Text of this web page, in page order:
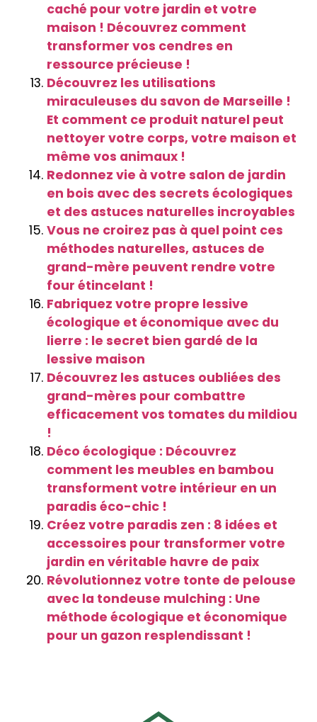
caché pour votre jardin et votre
maison ! Découvrez comment
transformer vos cendres en
ressource précieuse !
Découvrez les utilisations
miraculeuses du savon de Marseille !
Et comment ce produit naturel peut
nettoyer votre corps, votre maison et
même vos animaux !
Redonnez vie à votre salon de jardin
en bois avec des secrets écologiques
et des astuces naturelles incroyables
Vous ne croirez pas à quel point ces
méthodes naturelles, astuces de
grand-mère peuvent rendre votre
four étincelant !
Fabriquez votre propre lessive
écologique et économique avec du
lierre : le secret bien gardé de la
lessive maison
Découvrez les astuces oubliées des
grand-mères pour combattre
efficacement vos tomates du mildiou
!
Déco écologique : Découvrez
comment les meubles en bambou
transforment votre intérieur en un
paradis éco-chic !
Créez votre paradis zen : 8 idées et
accessoires pour transformer votre
jardin en véritable havre de paix
Révolutionnez votre tonte de pelouse
avec la tondeuse mulching : Une
méthode écologique et économique
pour un gazon resplendissant !